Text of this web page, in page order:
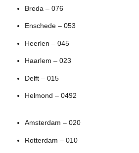
Breda – 076
Enschede – 053
Heerlen – 045
Haarlem – 023
Delft – 015
Helmond – 0492
Amsterdam – 020
Rotterdam – 010